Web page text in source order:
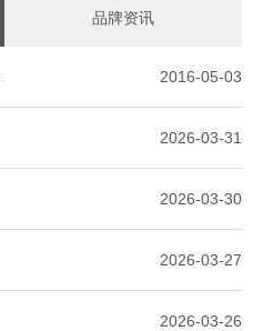
品牌资讯
2016-05-03
2026-03-31
2026-03-30
2026-03-27
2026-03-26